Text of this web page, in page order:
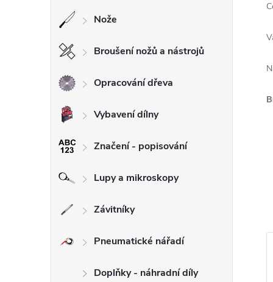
Nože
Broušení nožů a nástrojů
Opracování dřeva
Vybavení dílny
Značení - popisování
Lupy a mikroskopy
Závitníky
Pneumatické nářadí
Doplňky - náhradní díly
39 990 Kč